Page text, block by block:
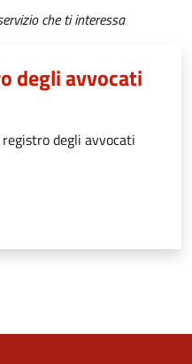
che ti interessa
degli avvocati
degli avvocati